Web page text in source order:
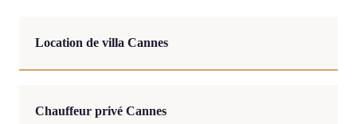
Location de villa Cannes
Chauffeur privé Cannes